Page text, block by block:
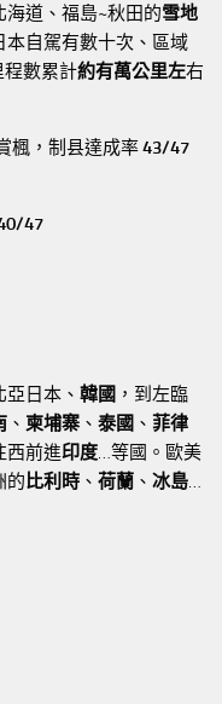
海道、福島~秋田的雪地
本自駕有數十次、區域
程數累計約有萬公里左右
楓，制县達成率43/47
47
日本、 韓國 ，到左臨
、 柬埔寨 、 泰國 、 菲律
西前進印度…等國。歐美
的比利時 、 荷蘭 、 冰島…